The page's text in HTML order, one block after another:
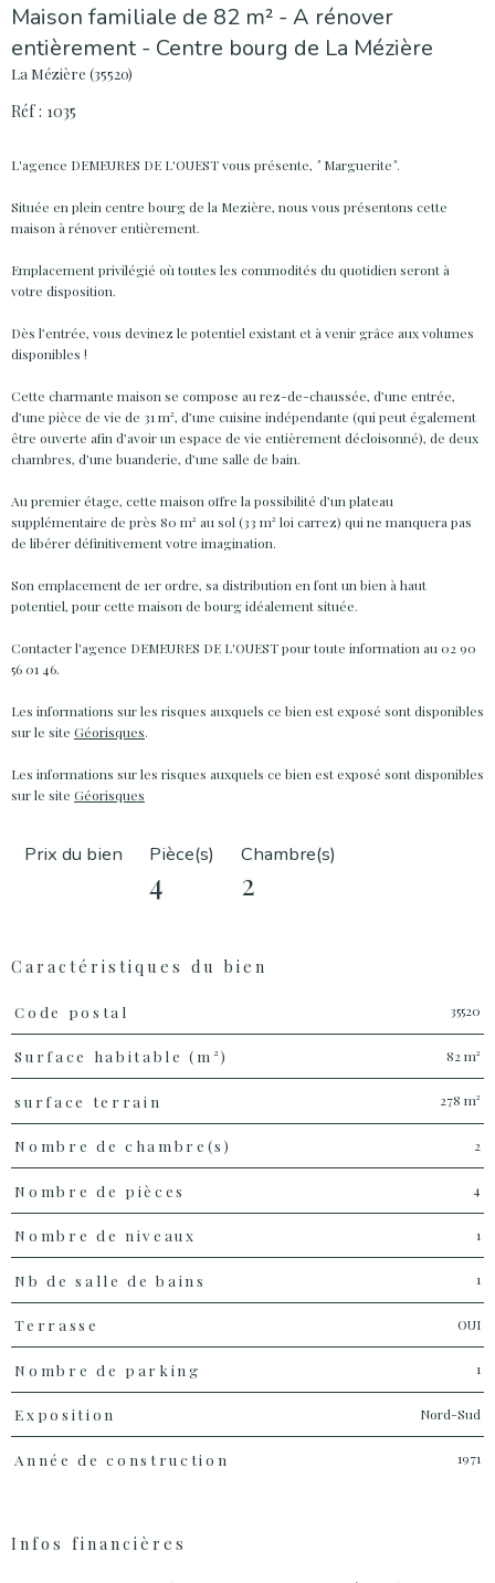
Maison familiale de 82 m² - A rénover
entièrement - Centre bourg de La Mézière
La Mézière (35520)
Réf : 1035
L'agence DEMEURES DE L'OUEST vous présente, " Marguerite".
Située en plein centre bourg de la Mezière, nous vous présentons cette
maison à rénover entièrement.
Emplacement privilégié où toutes les commodités du quotidien seront à
votre disposition.
Dès l’entrée, vous devinez le potentiel existant et à venir grâce aux volumes
disponibles !
Cette charmante maison se compose au rez-de-chaussée, d’une entrée,
d’une pièce de vie de 31 m², d’une cuisine indépendante (qui peut également
être ouverte afin d’avoir un espace de vie entièrement décloisonné), de deux
chambres, d’une buanderie, d’une salle de bain.
Au premier étage, cette maison offre la possibilité d’un plateau
supplémentaire de près 80 m² au sol (33 m² loi carrez) qui ne manquera pas
de libérer définitivement votre imagination.
Son emplacement de 1er ordre, sa distribution en font un bien à haut
potentiel, pour cette maison de bourg idéalement située.
Contacter l'agence DEMEURES DE L'OUEST pour toute information au 02 90
56 01 46.
Les informations sur les risques auxquels ce bien est exposé sont disponibles
sur le site Géorisques.
Les informations sur les risques auxquels ce bien est exposé sont disponibles
sur le site Géorisques
Prix du bien Pièce(s)
4
Chambre(s)
2
Caractéristiques du bien
Caractéristiques Valeurs
Code postal 35520
Surface habitable (m²) 82 m²
surface terrain 278 m²
Nombre de chambre(s) 2
Nombre de pièces 4
Nombre de niveaux 1
Nb de salle de bains 1
Terrasse OUI
Nombre de parking 1
Exposition Nord-Sud
Année de construction 1971
Infos financières